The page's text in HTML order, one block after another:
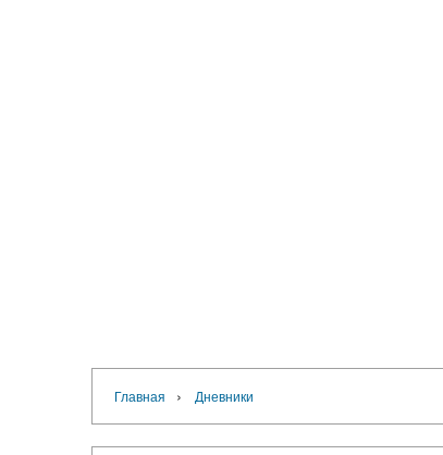
Главная › Дневники